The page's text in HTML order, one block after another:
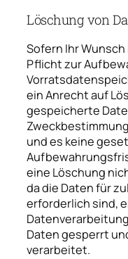
Löschung von
Sofern Ihr
Pflicht zur
ein Anrecht auf
gespeicherte
und es keine
eine Löschung
da die Daten für
erforderlich sind,
Daten gesperrt
verarbeitet.